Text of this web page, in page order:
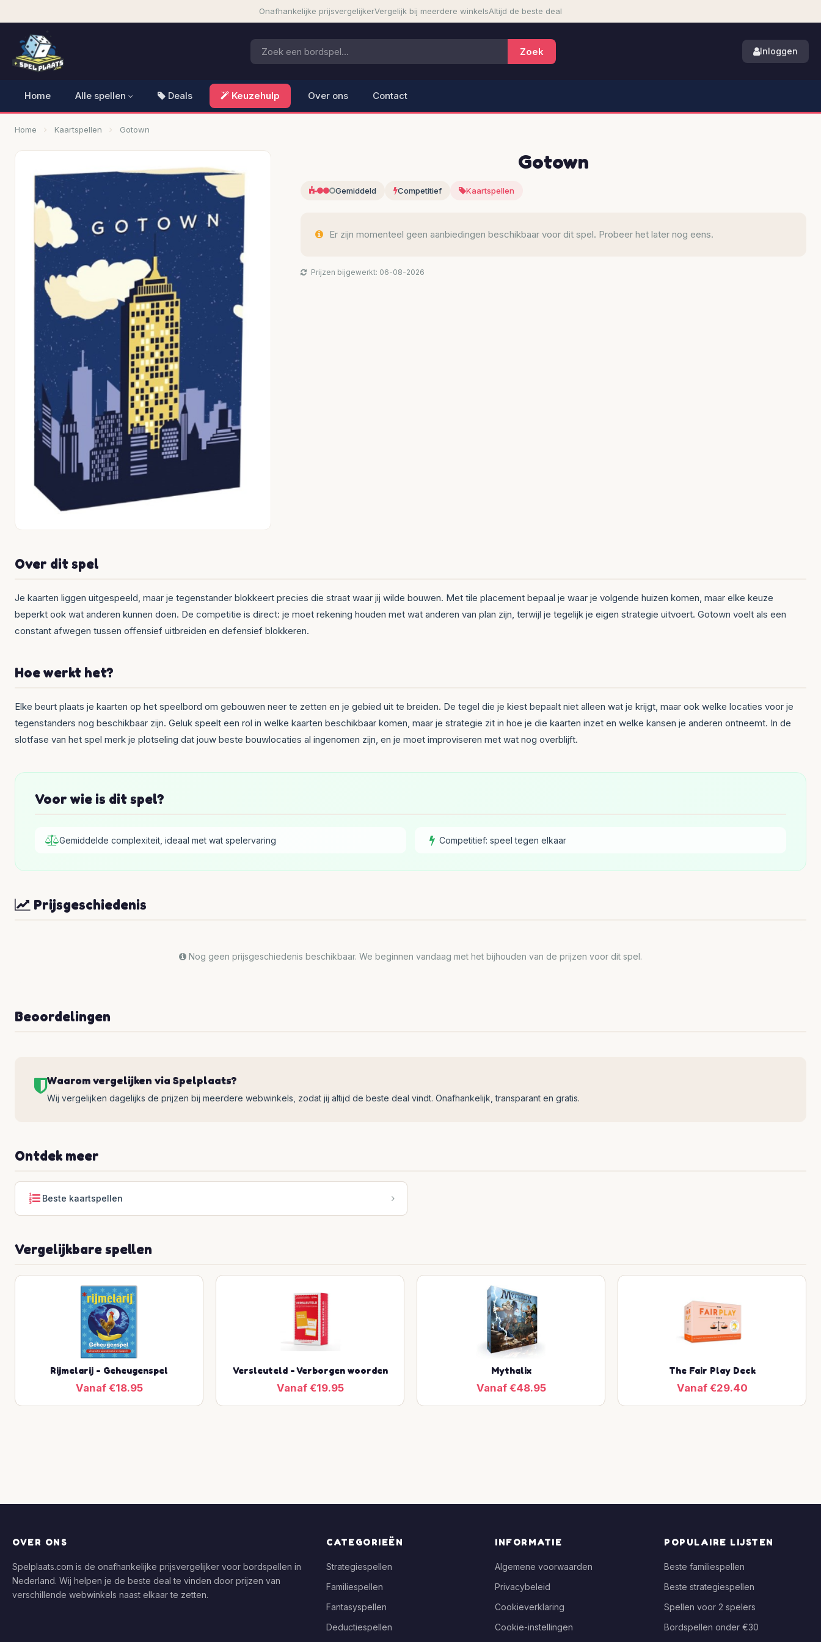
Onafhankelijke prijsvergelijkerVergelijk bij meerdere winkelsAltijd de beste deal
Inloggen
Home Alle spellen Deals Keuzehulp Over ons Contact
Home Kaartspellen Gotown
Gotown
Gemiddeld Competitief Kaartspellen
Er zijn momenteel geen aanbiedingen beschikbaar voor dit spel. Probeer het later nog eens.
Prijzen bijgewerkt: 06-08-2026
Over dit spel
Je kaarten liggen uitgespeeld, maar je tegenstander blokkeert precies die straat waar jij wilde bouwen. Met tile placement bepaal je waar je volgende huizen komen, maar elke keuze
beperkt ook wat anderen kunnen doen. De competitie is direct: je moet rekening houden met wat anderen van plan zijn, terwijl je tegelijk je eigen strategie uitvoert. Gotown voelt als een
constant afwegen tussen offensief uitbreiden en defensief blokkeren.
Hoe werkt het?
Elke beurt plaats je kaarten op het speelbord om gebouwen neer te zetten en je gebied uit te breiden. De tegel die je kiest bepaalt niet alleen wat je krijgt, maar ook welke locaties voor je
tegenstanders nog beschikbaar zijn. Geluk speelt een rol in welke kaarten beschikbaar komen, maar je strategie zit in hoe je die kaarten inzet en welke kansen je anderen ontneemt. In de
slotfase van het spel merk je plotseling dat jouw beste bouwlocaties al ingenomen zijn, en je moet improviseren met wat nog overblijft.
Voor wie is dit spel?
Gemiddelde complexiteit, ideaal met wat spelervaring Competitief: speel tegen elkaar
Prijsgeschiedenis
Nog geen prijsgeschiedenis beschikbaar. We beginnen vandaag met het bijhouden van de prijzen voor dit spel.
Beoordelingen
Waarom vergelijken via Spelplaats?
Wij vergelijken dagelijks de prijzen bij meerdere webwinkels, zodat jij altijd de beste deal vindt. Onafhankelijk, transparant en gratis.
Ontdek meer
Beste kaartspellen
Vergelijkbare spellen
Rijmelarij - Geheugenspel
Vanaf €18.95
Versleuteld - Verborgen woorden
Vanaf €19.95
Mythalix
Vanaf €48.95
The Fair Play Deck
Vanaf €29.40
OVER ONS
Spelplaats.com is de onafhankelijke prijsvergelijker voor bordspellen in
Nederland. Wij helpen je de beste deal te vinden door prijzen van
verschillende webwinkels naast elkaar te zetten.
CATEGORIEËN
Strategiespellen
Familiespellen
Fantasyspellen
Deductiespellen
INFORMATIE
Algemene voorwaarden
Privacybeleid
Cookieverklaring
Cookie-instellingen
POPULAIRE LIJSTEN
Beste familiespellen
Beste strategiespellen
Spellen voor 2 spelers
Bordspellen onder €30